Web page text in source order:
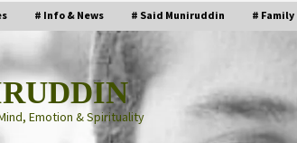
# Info & News # Said Muniruddin # Family
Mind, Emotion & Spirituality